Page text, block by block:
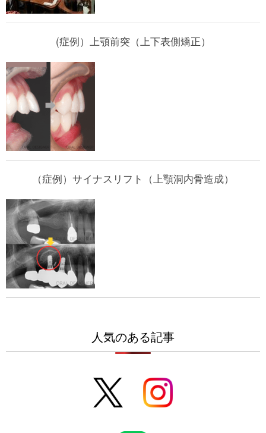
(症例）上顎前突（上下表側矯正）
（症例）サイナスリフト（上顎洞内骨造成）
人気のある記事